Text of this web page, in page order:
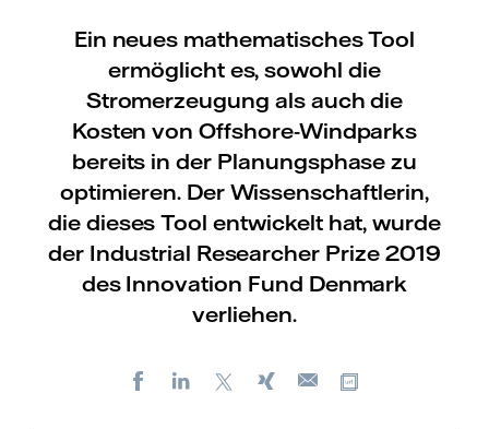
Ein neues mathematisches Tool
ermöglicht es, sowohl die
Stromerzeugung als auch die
Kosten von Offshore-Windparks
bereits in der Planungsphase zu
optimieren. Der Wissenschaftlerin,
die dieses Tool entwickelt hat, wurde
der Industrial Researcher Prize 2019
des Innovation Fund Denmark
verliehen.
FacebookLinkedIn Xing
E-